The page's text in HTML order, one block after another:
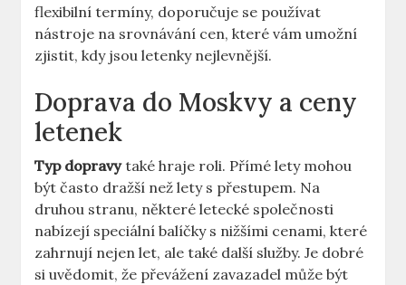
flexibilní termíny, doporučuje se používat
nástroje na srovnávání cen, které vám umožní
zjistit, kdy jsou letenky nejlevnější.
Doprava do Moskvy a ceny
letenek
Typ dopravytaké hraje roli. Přímé lety mohou
být často dražší než lety s přestupem. Na
druhou stranu, některé letecké společnosti
nabízejí speciální balíčky s nižšími cenami, které
zahrnují nejen let, ale také další služby. Je dobré
si uvědomit, že převážení zavazadel může být